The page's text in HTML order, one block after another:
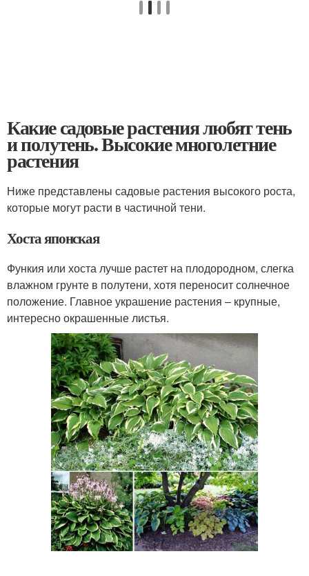
Какие садовые растения любят тень
и полутень. Высокие многолетние
растения
Ниже представлены садовые растения высокого роста,
которые могут расти в частичной тени.
Хоста японская
Функия или хоста лучше растет на плодородном, слегка
влажном грунте в полутени, хотя переносит солнечное
положение. Главное украшение растения – крупные,
интересно окрашенные листья.